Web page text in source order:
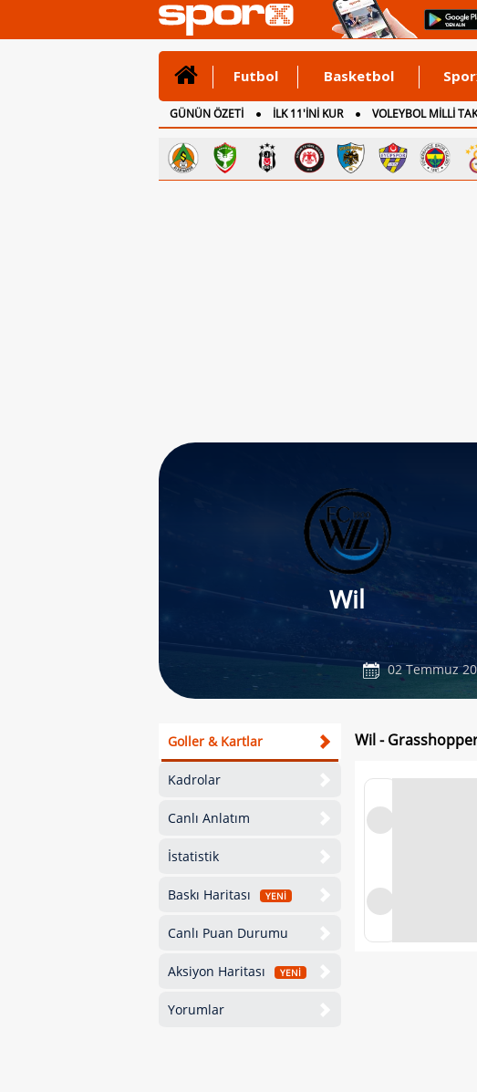
Futbol Basketbol
GÜNÜN ÖZETİ İLK 11'İNİ KUR VOLEYBOL MİLLİ
CANLI ANLATIM
İNGİLTERE
Wil
02 Temmuz
Goller & Kartlar
Kadrolar
Canlı Anlatım
İstatistik
Baskı Haritası YENİ
Canlı Puan Durumu
Aksiyon Haritası YENİ
Yorumlar
Wil -